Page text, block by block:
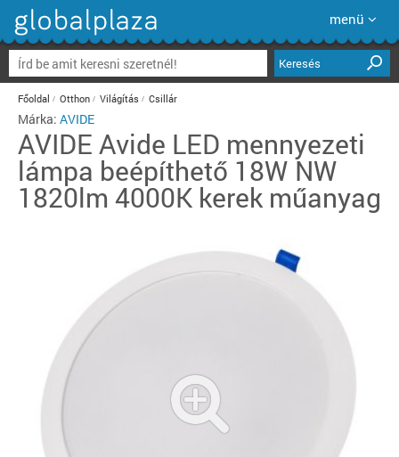
menü
Keresés
Főoldal Otthon Világítás Csillár
Márka: AVIDE
AVIDE Avide LED mennyezeti
lámpa beépíthető 18W NW
1820lm 4000K kerek műanyag